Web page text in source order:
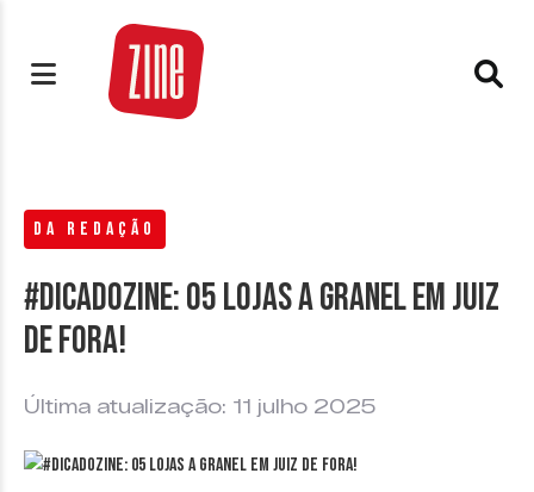
DA REDAÇÃO
#DicaDoZine: 05 lojas a granel em Juiz
de Fora!
Última atualização: 11 julho 2025